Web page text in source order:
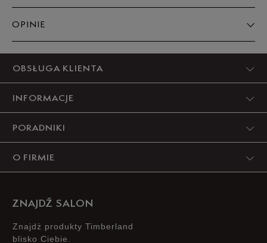
OPINIE
OBSŁUGA KLIENTA
INFORMACJE
PORADNIKI
O FIRMIE
ZNAJDŹ SALON
Znajdż produkty Timberland
blisko Ciebie.